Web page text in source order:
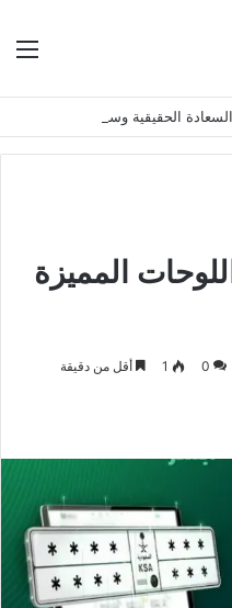
الحقيقية وسبل نيلها
المميزة
0
1 أقل من دقيقة